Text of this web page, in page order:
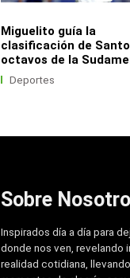
Miguelito guía la
clasificación de
octavos de la
Deportes
Sobre
Inspirados día a día para
donde nos ven, revelando
realidad cotidiana,